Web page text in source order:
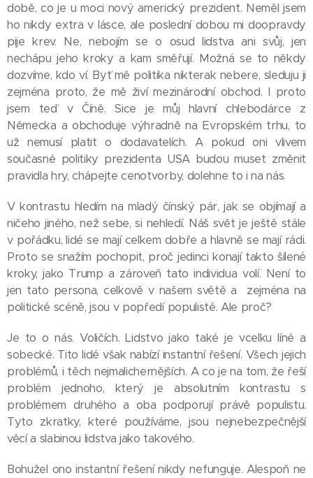
době, co je u moci nový americký prezident. Neměl jsem
ho nikdy extra v lásce, ale poslední dobou mi doopravdy
pije krev. Ne, nebojím se o osud lidstva ani svůj, jen
nechápu jeho kroky a kam směřují. Možná se to někdy
dozvíme, kdo ví. Byť mě politika nikterak nebere, sleduju ji
zejména proto, že mě živí mezinárodní obchod. I proto
jsem teď v Číně. Sice je můj hlavní chlebodárce z
Německa a obchoduje výhradně na Evropském trhu, to
už nemusí platit o dodavatelích. A pokud oni vlivem
současné politiky prezidenta USA budou muset změnit
pravidla hry, chápejte cenotvorby, dolehne to i na nás.
V kontrastu hledím na mladý čínský pár, jak se objímají a
ničeho jiného, než sebe, si nehledí. Náš svět je ještě stále
v pořádku, lidé se mají celkem dobře a hlavně se mají rádi.
Proto se snažím pochopit, proč jedinci konají takto šílené
kroky, jako Trump a zároveň tato individua volí. Není to
jen tato persona, celkově v našem světě a zejména na
politické scéně, jsou v popředí populisté. Ale proč?
Je to o nás. Voličích. Lidstvo jako také je vcelku líné a
sobecké. Tito lidé však nabízí instantní řešení. Všech jejich
problémů, i těch nejmalichernějších. A co je na tom, že řeší
problém jednoho, který je absolutním kontrastu s
problémem druhého a oba podporují právě populistu.
Tyto zkratky, které používáme, jsou nejnebezpečnější
věcí a slabinou lidstva jako takového.
Bohužel ono instantní řešení nikdy nefunguje. Alespoň ne